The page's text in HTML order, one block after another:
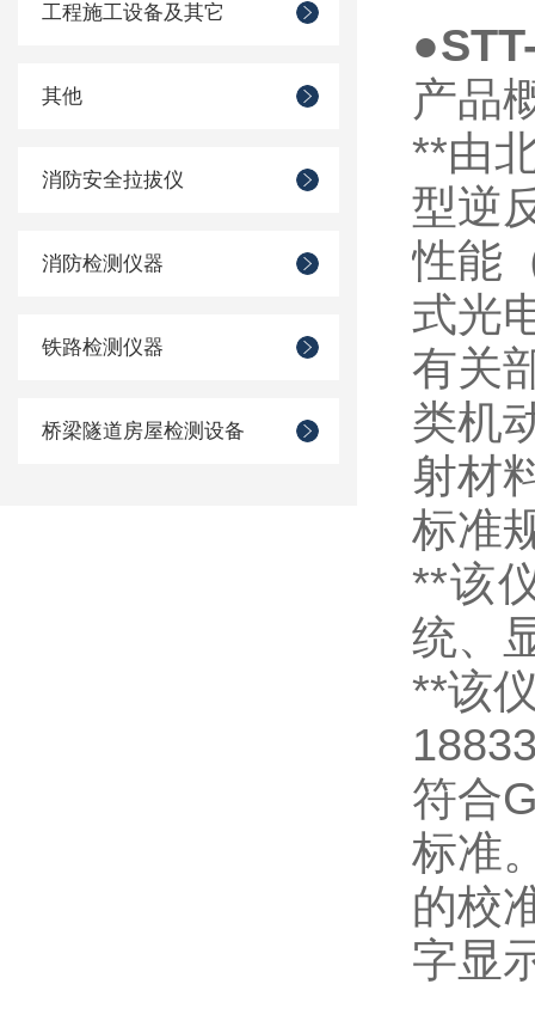
工程施工设备及其它
其他
消防安全拉拔仪
消防检测仪器
铁路检测仪器
桥梁隧道房屋检测设备
●
产品
**由
型逆
性能
式光
有关
类机
射材
标准
**该
统、
**该
符合
标准
的校
字显